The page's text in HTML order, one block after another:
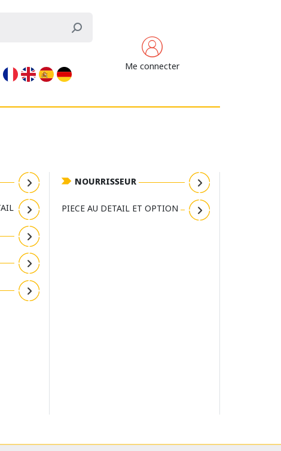
Me connecter
NOURRISSEUR
PIECE AU DETAIL ET OPTION